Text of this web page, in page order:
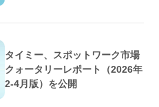
タイミー、スポットワーク市場
クォータリーレポート（2026年
2-4月版）を公開